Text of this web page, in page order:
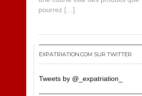
3
pourrez […]
EXPATRIATION.COM SUR TWITTER
Tweets by @_expatriation_